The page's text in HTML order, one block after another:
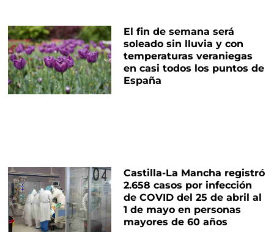
El fin de semana será
soleado sin lluvia y con
temperaturas veraniegas
en casi todos los puntos de
España
Castilla-La Mancha registró
2.658 casos por infección
de COVID del 25 de abril al
1 de mayo en personas
mayores de 60 años